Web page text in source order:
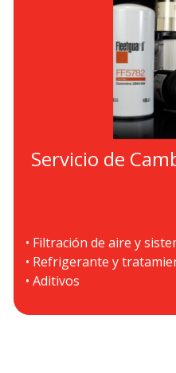
Servicio de
• Filtración de aire y
• Refrigerante y
• Aditivos